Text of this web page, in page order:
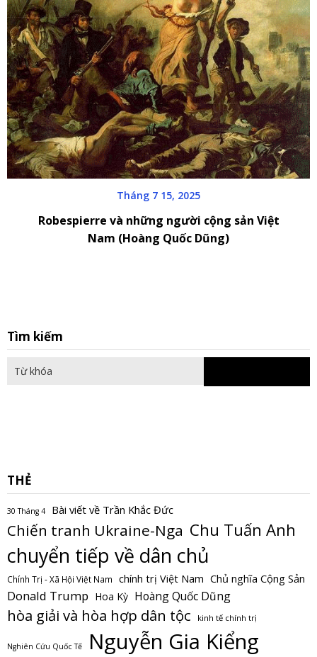
Tháng 7 15, 2025
Robespierre và những người cộng sản Việt
Nam (Hoàng Quốc Dũng)
Tìm kiếm
THẺ
30 Tháng 4 Bài viết về Trần Khắc Đức
Chiến tranh Ukraine-Nga Chu Tuấn Anh
chuyển tiếp về dân chủ
Chính Trị - Xã Hội Việt Nam chính trị Việt Nam Chủ nghĩa Cộng Sản
Donald Trump Hoa Kỳ Hoàng Quốc Dũng
hòa giải và hòa hợp dân tộc kinh tế chính trị
Nghiên Cứu Quốc Tế Nguyễn Gia Kiểng